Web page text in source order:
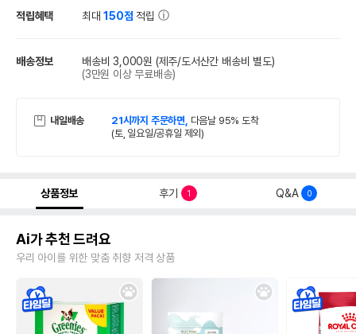
적립혜택 최대150점 적립
배송정보 배송비 3,000원 (제주/도서산간 배송비 별도)
(3만원 이상 무료배송)
내일배송 21시까지 주문하면, 다음날 95% 도착
(토, 일요일/공휴일 제외)
상품정보 후기 1 Q&A 0
Ai가 추천 드려요
우리 아이를 위한 맞춤 취향 저격 상품